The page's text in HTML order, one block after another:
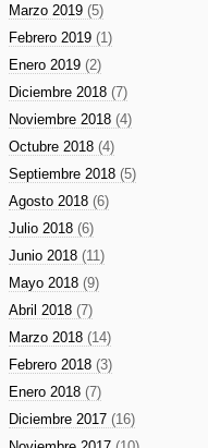
Marzo 2019 (5)
Febrero 2019 (1)
Enero 2019 (2)
Diciembre 2018 (7)
Noviembre 2018 (4)
Octubre 2018 (4)
Septiembre 2018 (5)
Agosto 2018 (6)
Julio 2018 (6)
Junio 2018 (11)
Mayo 2018 (9)
Abril 2018 (7)
Marzo 2018 (14)
Febrero 2018 (3)
Enero 2018 (7)
Diciembre 2017 (16)